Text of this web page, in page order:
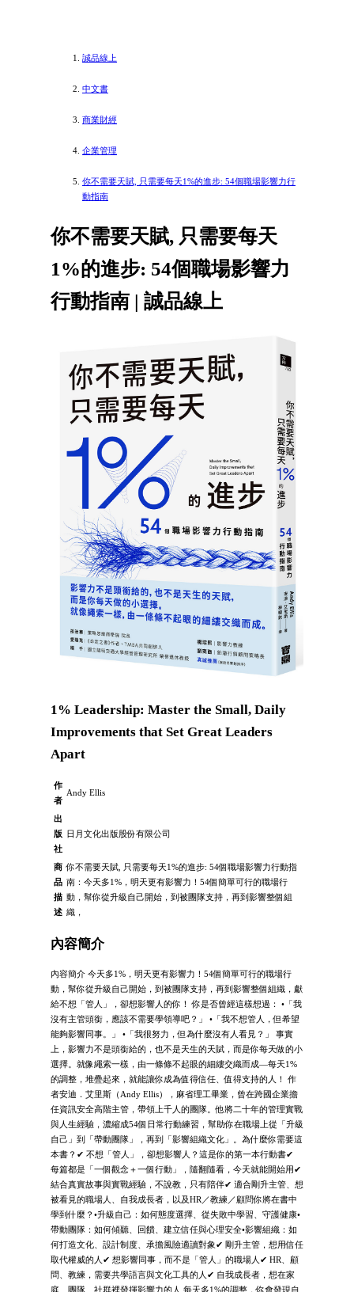
誠品線上
中文書
商業財經
企業管理
你不需要天賦, 只需要每天1%的進步: 54個職場影響力行
動指南
你不需要天賦, 只需要每天
1%的進步: 54個職場影響力
行動指南 | 誠品線上
1% Leadership: Master the Small, Daily
Improvements that Set Great Leaders
Apart
作
者
Andy Ellis
出
版
社
日月文化出版股份有限公司
商
品
描
述
你不需要天賦, 只需要每天1%的進步: 54個職場影響力行動指
南：今天多1%，明天更有影響力！54個簡單可行的職場行
動，幫你從升級自己開始，到被團隊支持，再到影響整個組
織，
內容簡介
內容簡介 今天多1%，明天更有影響力！54個簡單可行的職場行
動，幫你從升級自己開始，到被團隊支持，再到影響整個組織，獻
給不想「管人」，卻想影響人的你！ 你是否曾經這樣想過： •「我
沒有主管頭銜，應該不需要學領導吧？」 •「我不想管人，但希望
能夠影響同事。」 •「我很努力，但為什麼沒有人看見？」 事實
上，影響力不是頭銜給的，也不是天生的天賦，而是你每天做的小
選擇。就像繩索一樣，由一條條不起眼的細縷交織而成—每天1%
的調整，堆疊起來，就能讓你成為值得信任、值得支持的人！ 作
者安迪．艾里斯（Andy Ellis），麻省理工畢業，曾在跨國企業擔
任資訊安全高階主管，帶領上千人的團隊。他將二十年的管理實戰
與人生經驗，濃縮成54個日常行動練習，幫助你在職場上從「升級
自己」到「帶動團隊」，再到「影響組織文化」。為什麼你需要這
本書？✔ 不想「管人」，卻想影響人？這是你的第一本行動書✔
每篇都是「一個觀念＋一個行動」，隨翻隨看，今天就能開始用✔
結合真實故事與實戰經驗，不說教，只有陪伴✔ 適合剛升主管、想
被看見的職場人、自我成長者，以及HR／教練／顧問你將在書中
學到什麼？•升級自己：如何態度選擇、從失敗中學習、守護健康•
帶動團隊：如何傾聽、回饋、建立信任與心理安全•影響組織：如
何打造文化、設計制度、承擔風險適讀對象✔ 剛升主管，想用信任
取代權威的人✔ 想影響同事，而不是「管人」的職場人✔ HR、顧
問、教練，需要共學語言與文化工具的人✔ 自我成長者，想在家
庭、團隊、社群裡發揮影響力的人 每天多1%的調整，你會發現自